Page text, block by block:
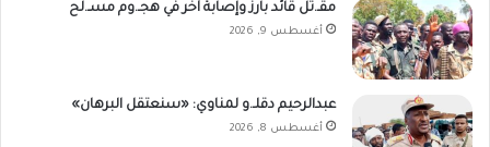
مقـ.تل قائد بارز وإصابة آخر في هجـ.وم مسـ.لح
أغسطس 9, 2026
عبدالرحيم دقلـ.و لمناوي: «سنعتقل البرهان»
أغسطس 8, 2026